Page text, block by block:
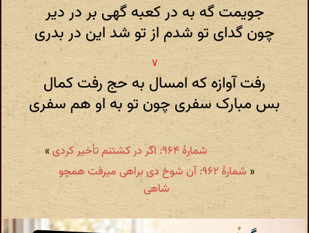
جویمت گه به در کعبه گهی بر در دیر
چون گدای تو شدم از تو شد این در بدری
رفت آوازه که امسال به حج رفت کمال
بس مبارک سفری چون تو به او هم سفری
شمارهٔ ۹۶۴: اگر در کشتنم تأخیر کردی
»
«
شمارهٔ ۹۶۲: آن شوخ دی براهی میرفت همچو
شاهی